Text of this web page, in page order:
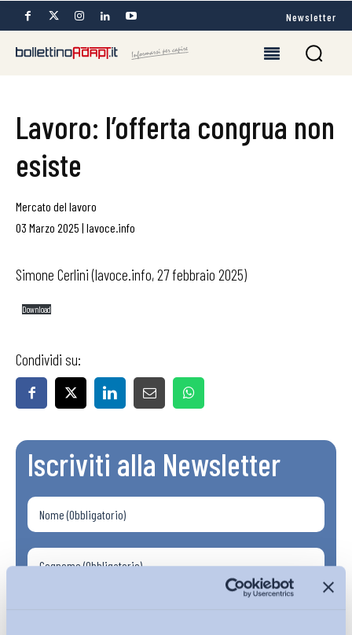
Newsletter
Lavoro: l’offerta congrua non
esiste
Mercato del lavoro
03 Marzo 2025 | lavoce.info
Simone Cerlini (lavoce.info, 27 febbraio 2025)
Download
Condividi su:
Iscriviti alla Newsletter